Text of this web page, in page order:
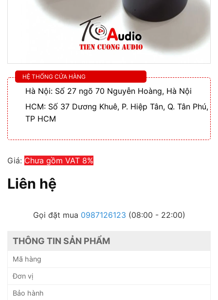
HỆ THỐNG CỬA HÀNG
Hà Nội: Số 27 ngõ 70 Nguyễn Hoàng, Hà Nội
HCM: Số 37 Dương Khuê, P. Hiệp Tân, Q. Tân Phú,
TP HCM
Giá: Chưa gồm VAT 8%
Liên hệ
Gọi đặt mua 0987126123 (08:00 - 22:00)
THÔNG TIN SẢN PHẨM
Mã hàng
Đơn vị
Bảo hành